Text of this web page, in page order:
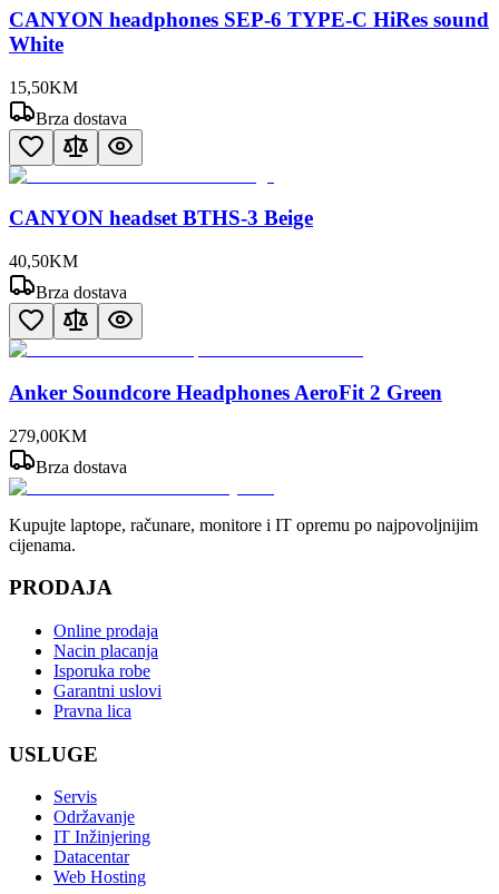
CANYON headphones SEP-6 TYPE-C HiRes sound
White
15,50KM
Brza dostava
CANYON headset BTHS-3 Beige
40,50KM
Brza dostava
Anker Soundcore Headphones AeroFit 2 Green
279,00KM
Brza dostava
Kupujte laptope, računare, monitore i IT opremu po najpovoljnijim
cijenama.
PRODAJA
Online prodaja
Nacin placanja
Isporuka robe
Garantni uslovi
Pravna lica
USLUGE
Servis
Održavanje
IT Inžinjering
Datacentar
Web Hosting